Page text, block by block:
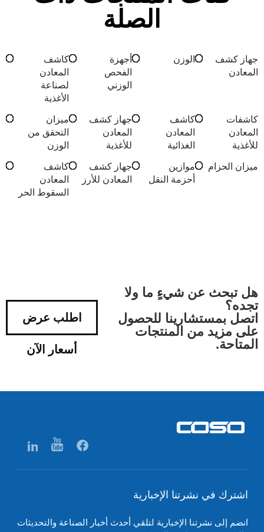
الصلة
جهاز كشف
المعادن
الوزن
أجهزة
الفحص
الوزني
كاشف
المعادن
لصناعة
الأغذية
كاشفات
المعادن
للأغذية
كاشف
المعادن
الغذائية
جهاز كشف
المعادن
للأغذية
ميزان
التحقق من
الوزن
ميزان الحزام
موازين
أحزمة النقل
جهاز كشف
المعادن للأرز
كاشف
المعادن
السقوط الحر
هل تبحث عن شيءٍ ما ولا
تجده؟
اتصل بمستشارينا للحصول
على مزيد من المنتجات
المتاحة.
اطلب عرض
أسعار الآن
اشترك في نشرتنا الإخبارية
انضم إلى نشرتنا الإخبارية لتلقي أحدث أخبار الصناعة والتحديثات